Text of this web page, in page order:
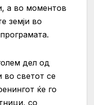
а во моментов
земји во
дел од
во светот се
ќе го
со